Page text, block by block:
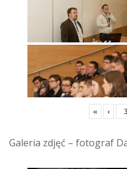
« ‹
Galeria zdjęć – fotograf